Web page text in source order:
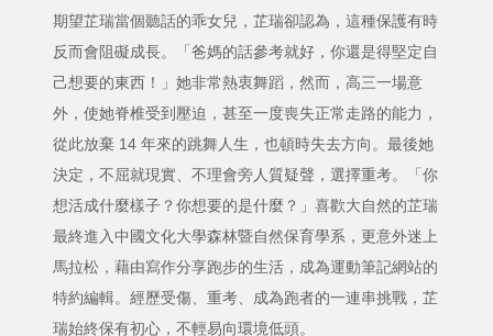
期望芷瑞當個聽話的乖女兒，芷瑞卻認為，這種保護有時
反而會阻礙成長。「爸媽的話參考就好，你還是得堅定自
己想要的東西！」她非常熱衷舞蹈，然而，高三一場意
外，使她脊椎受到壓迫，甚至一度喪失正常走路的能力，
從此放棄 14 年來的跳舞人生，也頓時失去方向。最後她
決定，不屈就現實、不理會旁人質疑聲，選擇重考。「你
想活成什麼樣子？你想要的是什麼？」喜歡大自然的芷瑞
最終進入中國文化大學森林暨自然保育學系，更意外迷上
馬拉松，藉由寫作分享跑步的生活，成為運動筆記網站的
特約編輯。經歷受傷、重考、成為跑者的一連串挑戰，芷
瑞始終保有初心，不輕易向環境低頭。